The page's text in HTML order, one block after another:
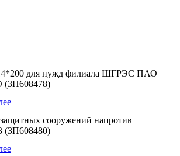
для нужд филиала ШГРЭС ПАО
сооружений напротив